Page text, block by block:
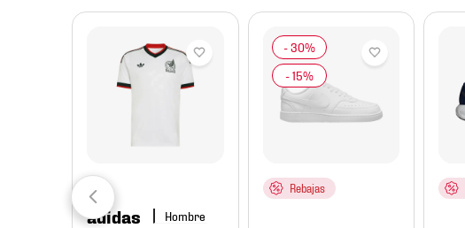
adidas Hombre
Rebajas
tenis nike